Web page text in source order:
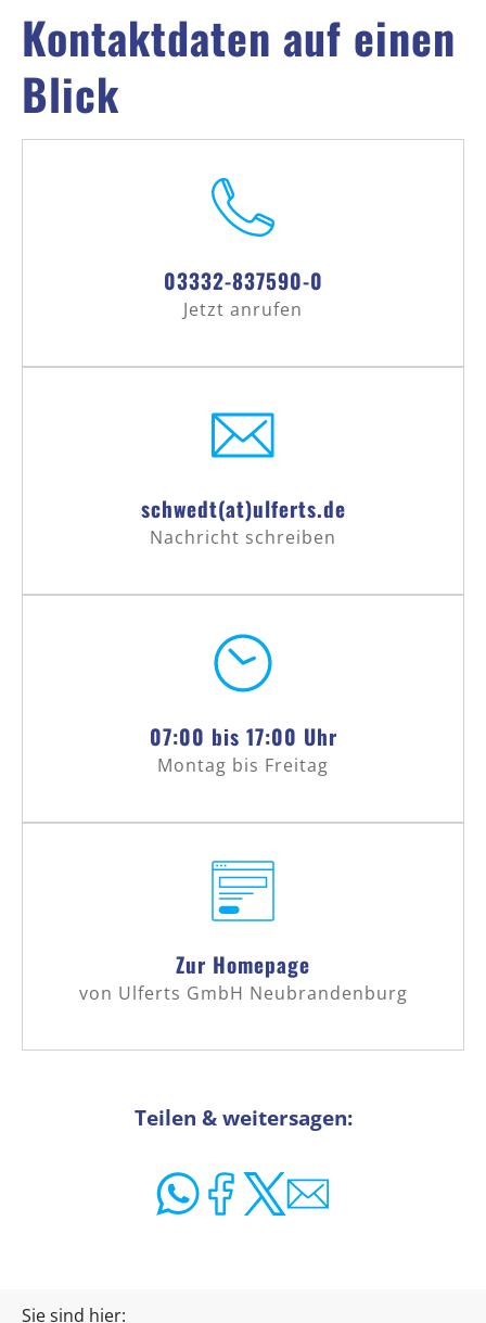
Kontaktdaten auf einen
Blick
03332-837590-0
Jetzt anrufen
schwedt(at)ulferts.de
Nachricht schreiben
07:00 bis 17:00 Uhr
Montag bis Freitag
Zur Homepage
von Ulferts GmbH Neubrandenburg
Teilen & weitersagen:
Sie sind hier: